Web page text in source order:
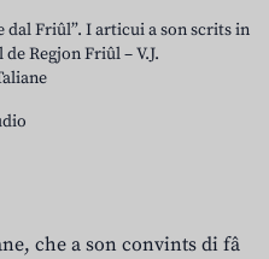
Friûl”. I articui a son scrits in
Regjon Friûl – V.J.
che a son convints di fâ